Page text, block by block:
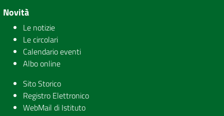
Novità
Le notizie
Le circolari
Calendario eventi
Albo online
Sito Storico
Registro Elettronico
WebMail di Istituto